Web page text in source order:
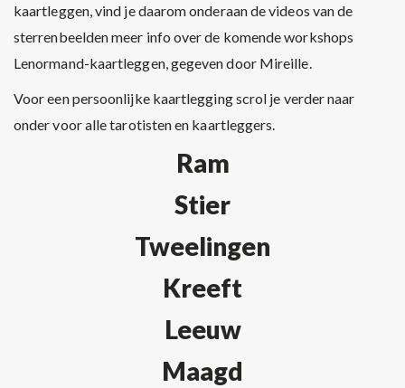
kaartleggen, vind je daarom onderaan de videos van de
sterrenbeelden meer info over de komende workshops
Lenormand-kaartleggen, gegeven door Mireille.
Voor een persoonlijke kaartlegging scrol je verder naar
onder voor alle tarotisten en kaartleggers.
Ram
Stier
Tweelingen
Kreeft
Leeuw
Maagd